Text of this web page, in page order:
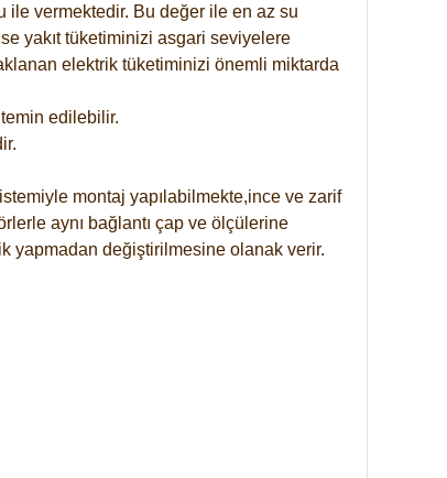
ile vermektedir. Bu değer ile en az su
yakıt tüketiminizi asgari seviyelere
elektrik tüketiminizi önemli miktarda
edilebilir.
montaj yapılabilmekte,ince ve zarif
aynı bağlantı çap ve ölçülerine
yapmadan değiştirilmesine olanak verir.